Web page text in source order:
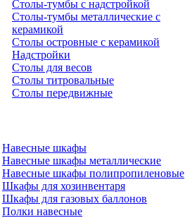
Столы-тумбы с надстройкой
Столы-тумбы металлические с
керамикой
Столы островные с керамикой
Надстройки
Столы для весов
Столы титровальные
Столы передвижные
Навесные шкафы
Навесные шкафы металлические
Навесные шкафы полипропиленовые
Шкафы для хозинвентаря
Шкафы для газовых баллонов
Полки навесные